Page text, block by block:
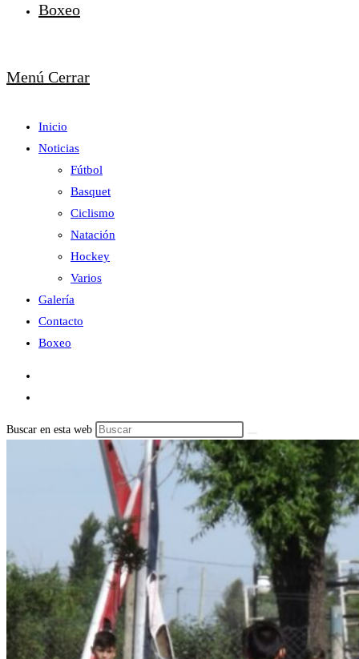
Boxeo
Menú Cerrar
Inicio
Noticias
Fútbol
Basquet
Ciclismo
Natación
Hockey
Varios
Galería
Contacto
Boxeo
Buscar en esta web